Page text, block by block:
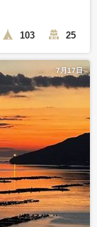
103 25
7月17日